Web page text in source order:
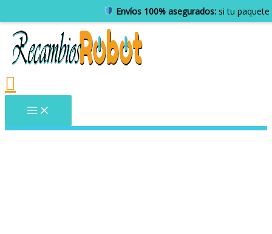
Envíos 100% asegurados:si tu paquete